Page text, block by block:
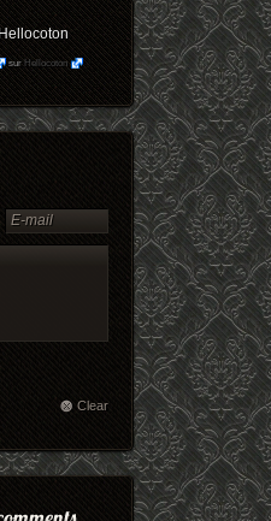
surHellocoton
Clear